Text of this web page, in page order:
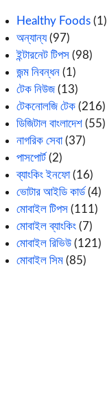
Healthy Foods (1)
অন্যান্য(97)
ইন্টারনেট টিপস (98)
জন্ম নিবন্ধন (1)
টেক নিউজ(13)
টেকনোলজি টেক (216)
ডিজিটাল বাংলাদেশ (55)
নাগরিক সেবা(37)
পাসপোর্ট (2)
ব্যাংকিং ইনফো(16)
ভোটার আইডি কার্ড (4)
মোবাইল টিপস (111)
মোবাইল ব্যাংকিং (7)
মোবাইল রিভিউ (121)
মোবাইল সিম (85)